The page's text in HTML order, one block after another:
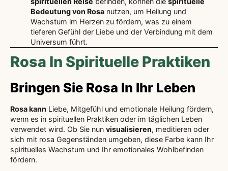
Bedeutung von Rosa nutzen, um Heilung und
Wachstum im Herzen zu fördern, was zu einem
tieferen Gefühl der Liebe und der Verbindung mit dem
Universum führt.
Rosa In Spirituelle Praktiken
Bringen Sie Rosa In Ihr Leben
Rosa kann Liebe, Mitgefühl und emotionale Heilung fördern,
wenn es in spirituellen Praktiken oder im täglichen Leben
verwendet wird. Ob Sie nun visualisieren, meditieren oder
sich mit rosa Gegenständen umgeben, diese Farbe kann Ihr
spirituelles Wachstum und Ihr emotionales Wohlbefinden
fördern.